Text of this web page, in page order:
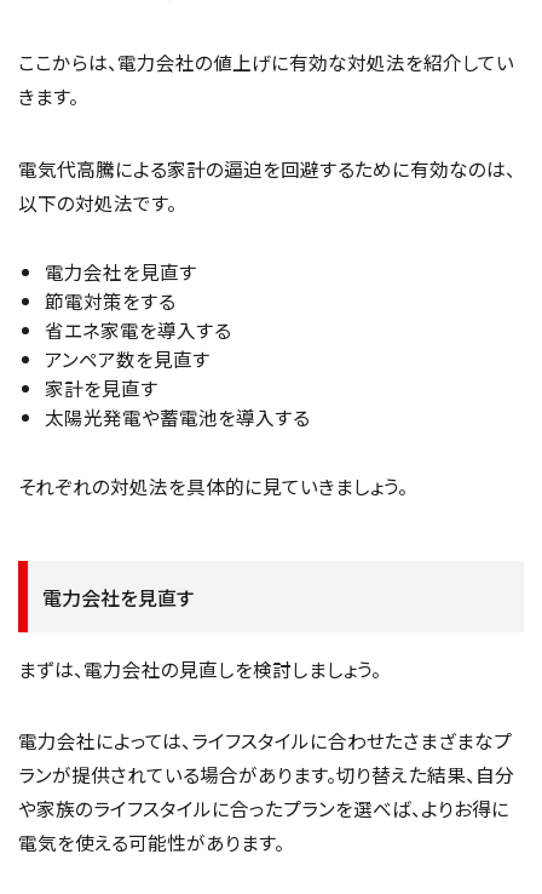
ここからは、電力会社の値上げに有効な対処法を紹介してい
きます。
電気代高騰による家計の逼迫を回避するために有効なのは、
以下の対処法です。
電力会社を見直す
節電対策をする
省エネ家電を導入する
アンペア数を見直す
家計を見直す
太陽光発電や蓄電池を導入する
それぞれの対処法を具体的に見ていきましょう。
電力会社を見直す
まずは、電力会社の見直しを検討しましょう。
電力会社によっては、ライフスタイルに合わせたさまざまなプ
ランが提供されている場合があります。切り替えた結果、自分
や家族のライフスタイルに合ったプランを選べば、よりお得に
電気を使える可能性があります。